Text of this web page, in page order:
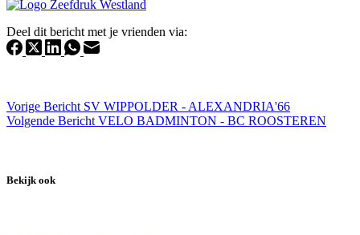
Deel dit bericht met je vrienden via:
Vorige Bericht SV WIPPOLDER - ALEXANDRIA'66
Volgende Bericht VELO BADMINTON - BC ROOSTEREN
Bekijk ook